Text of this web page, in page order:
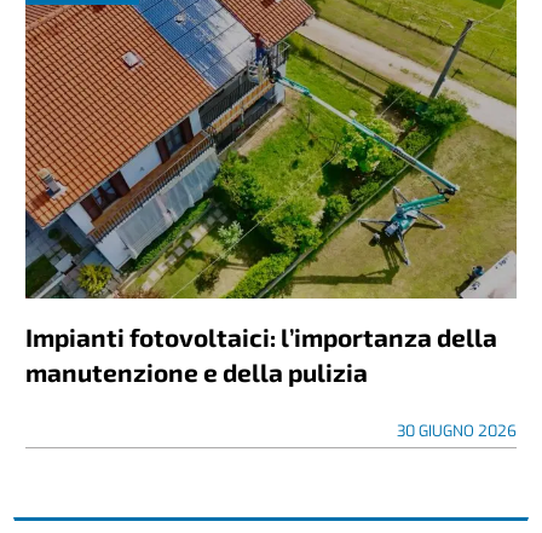
Impianti fotovoltaici: l’importanza della
manutenzione e della pulizia
30 GIUGNO 2026